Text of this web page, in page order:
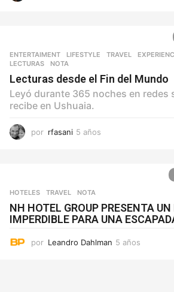
ENTERTAIMENT ,LIFESTYLE ,TRAVEL
LECTURAS
,NOTA
Lecturas desde el Fin del Mundo
Leyó durante 365 noches en redes
recibe en Ushuaia.
por rfasani 5 años
HOTELES ,TRAVEL NOTA
NH HOTEL GROUP PRESENTA
IMPERDIBLE PARA UNA
por Leandro Dahlman 5 años